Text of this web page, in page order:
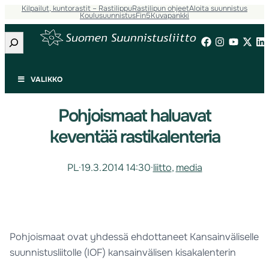
Kilpailut, kuntorastit – RastilippuRastilipun ohjeetAloita suunnistus
KoulusuunnistusFin5Kuvapankki
Etsi
VALIKKO
Pohjoismaat haluavat
keventää rastikalenteria
PL·19.3.2014 14:30·liitto, media
Pohjoismaat ovat yhdessä ehdottaneet Kansainväliselle
suunnistusliitolle (IOF) kansainvälisen kisakalenterin